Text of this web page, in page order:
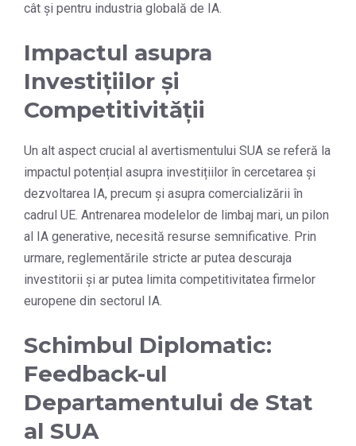
cât și pentru industria globală de IA.
Impactul asupra
Investițiilor și
Competitivității
Un alt aspect crucial al avertismentului SUA se referă la
impactul potențial asupra investițiilor în cercetarea și
dezvoltarea IA, precum și asupra comercializării în
cadrul UE. Antrenarea modelelor de limbaj mari, un pilon
al IA generative, necesită resurse semnificative. Prin
urmare, reglementările stricte ar putea descuraja
investitorii și ar putea limita competitivitatea firmelor
europene din sectorul IA.
Schimbul Diplomatic:
Feedback-ul
Departamentului de Stat
al SUA